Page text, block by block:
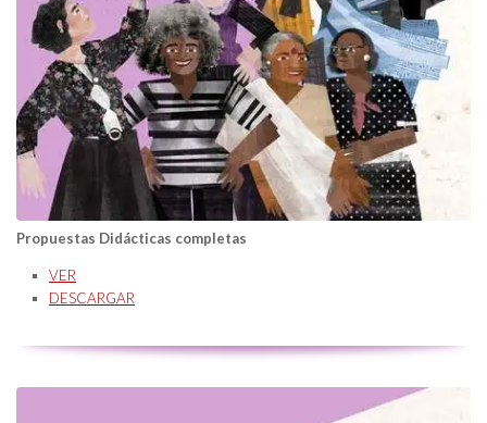
Propuestas Didácticas completas
VER
DESCARGAR